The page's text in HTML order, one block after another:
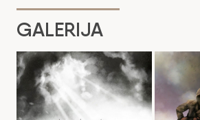
GALERIJA